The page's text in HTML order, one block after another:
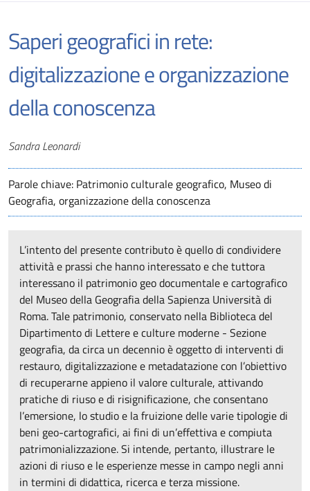
Saperi geografici in rete:
digitalizzazione e organizzazione
della conoscenza
Autori
Sandra Leonardi
Parole chiave: Patrimonio culturale geografico, Museo di
Geografia, organizzazione della conoscenza
L’intento del presente contributo è quello di condividere
attività e prassi che hanno interessato e che tuttora
interessano il patrimonio geo documentale e cartografico
del Museo della Geografia della Sapienza Università di
Roma. Tale patrimonio, conservato nella Biblioteca del
Dipartimento di Lettere e culture moderne - Sezione
geografia, da circa un decennio è oggetto di interventi di
restauro, digitalizzazione e metadatazione con l’obiettivo
di recuperarne appieno il valore culturale, attivando
pratiche di riuso e di risignificazione, che consentano
l’emersione, lo studio e la fruizione delle varie tipologie di
beni geo-cartografici, ai fini di un’effettiva e compiuta
patrimonializzazione. Si intende, pertanto, illustrare le
azioni di riuso e le esperienze messe in campo negli anni
in termini di didattica, ricerca e terza missione.